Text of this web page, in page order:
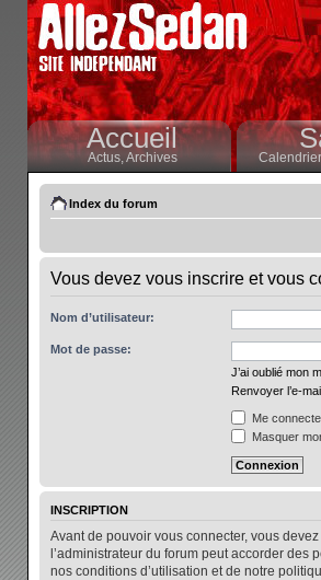
Accueil
Actus,Archives
Index du forum
Vous devez vous inscrire et vous
Nom d’utilisateur:
Mot de passe:
J’ai oublié mon
Renvoyer l’e-
Me
Masquer
INSCRIPTION
Avant de pouvoir vous connecter, vous
l’administrateur du forum peut accorder des
nos conditions d’utilisation et de notre